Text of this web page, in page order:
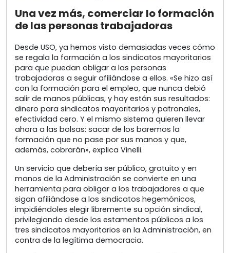
Una vez más, comerciar lo formación
de las personas trabajadoras
Desde USO, ya hemos visto demasiadas veces cómo
se regala la formación a los sindicatos mayoritarios
para que puedan obligar a las personas
trabajadoras a seguir afiliándose a ellos. «Se hizo así
con la formación para el empleo, que nunca debió
salir de manos públicas, y hay están sus resultados:
dinero para sindicatos mayoritarios y patronales,
efectividad cero. Y el mismo sistema quieren llevar
ahora a las bolsas: sacar de los baremos la
formación que no pase por sus manos y que,
además, cobrarán», explica Vinelli.
Un servicio que debería ser público, gratuito y en
manos de la Administración se convierte en una
herramienta para obligar a los trabajadores a que
sigan afiliándose a los sindicatos hegemónicos,
impidiéndoles elegir libremente su opción sindical,
privilegiando desde los estamentos públicos a los
tres sindicatos mayoritarios en la Administración, en
contra de la legítima democracia.